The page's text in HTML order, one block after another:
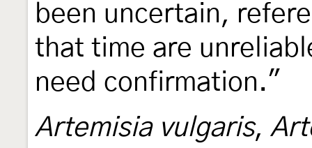
been uncertain,
that time are
need confirmation."
Artemisia vulgaris,